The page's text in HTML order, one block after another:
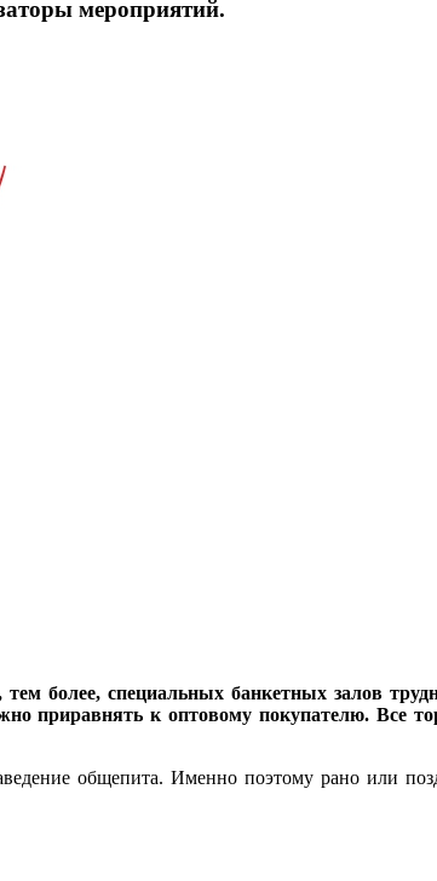
мероприятий.
более, специальных банкетных залов
приравнять к оптовому покупателю. Все
общепита. Именно поэтому рано или